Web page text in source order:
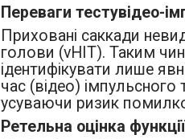
Переваги тестувідео-
Приховані саккади
голови (vHIT). Таким
ідентифікувати лише
час (відео)
усуваючи ризик
Ретельна оцінка